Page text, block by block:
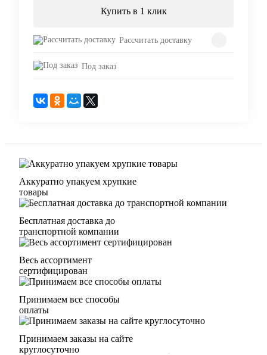
Купить в 1 клик
Рассчитать доставку
Под заказ
Аккуратно упакуем хрупкие
товары
Бесплатная доставка до
транспортной компании
Весь ассортимент
сертифицирован
Принимаем все способы
оплаты
Принимаем заказы на сайте
круглосуточно